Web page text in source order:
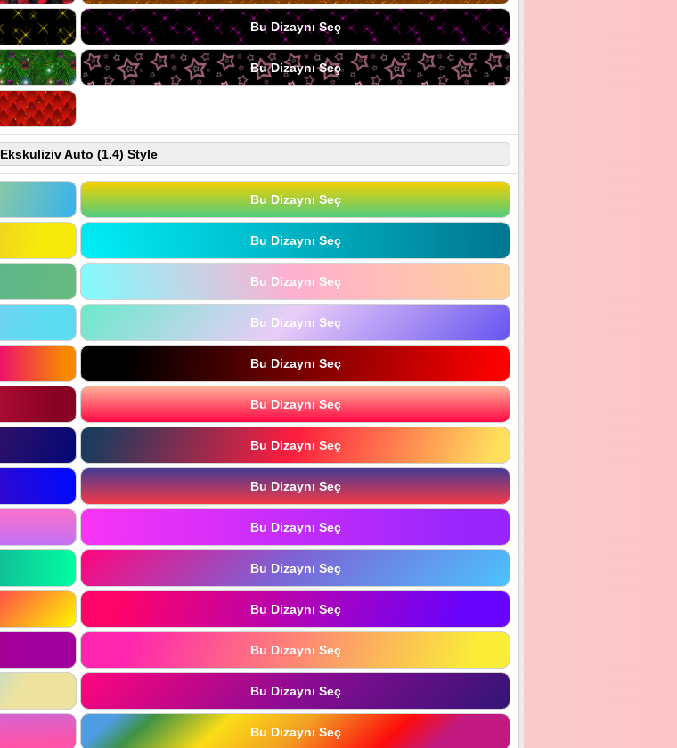
Bu Dizaynı Seç
Bu Dizaynı Seç
Ekskuliziv Auto (1.4) Style
Bu Dizaynı Seç
Bu Dizaynı Seç
Bu Dizaynı Seç
Bu Dizaynı Seç
Bu Dizaynı Seç
Bu Dizaynı Seç
Bu Dizaynı Seç
Bu Dizaynı Seç
Bu Dizaynı Seç
Bu Dizaynı Seç
Bu Dizaynı Seç
Bu Dizaynı Seç
Bu Dizaynı Seç
Bu Dizaynı Seç